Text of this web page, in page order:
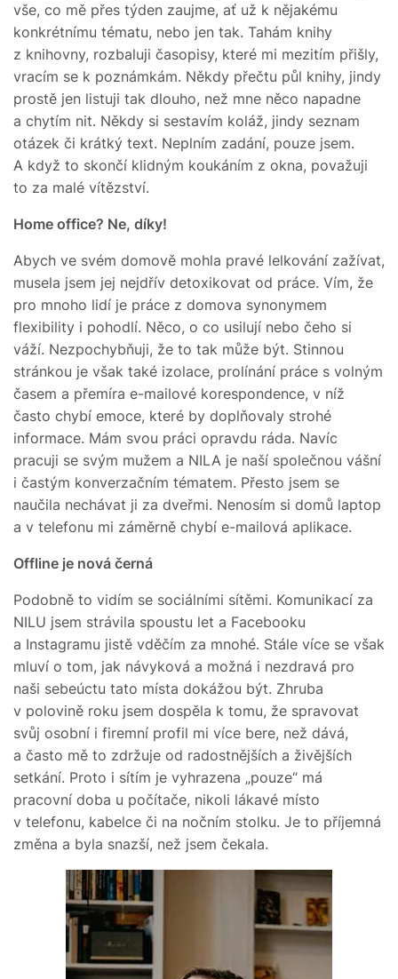
vše, co mě přes týden zaujme, ať už k nějakému
konkrétnímu tématu, nebo jen tak. Tahám knihy
z knihovny, rozbaluji časopisy, které mi mezitím přišly,
vracím se k poznámkám. Někdy přečtu půl knihy, jindy
prostě jen listuji tak dlouho, než mne něco napadne
a chytím nit. Někdy si sestavím koláž, jindy seznam
otázek či krátký text. Neplním zadání, pouze jsem.
A když to skončí klidným koukáním z okna, považuji
to za malé vítězství.
Home office? Ne, díky!
Abych ve svém domově mohla pravé lelkování zažívat,
musela jsem jej nejdřív detoxikovat od práce. Vím, že
pro mnoho lidí je práce z domova synonymem
flexibility i pohodlí. Něco, o co usilují nebo čeho si
váží. Nezpochybňuji, že to tak může být. Stinnou
stránkou je však také izolace, prolínání práce s volným
časem a přemíra e-mailové korespondence, v níž
často chybí emoce, které by doplňovaly strohé
informace. Mám svou práci opravdu ráda. Navíc
pracuji se svým mužem a NILA je naší společnou vášní
i častým konverzačním tématem. Přesto jsem se
naučila nechávat ji za dveřmi. Nenosím si domů laptop
a v telefonu mi záměrně chybí e-mailová aplikace.
Offline je nová černá
Podobně to vidím se sociálními sítěmi. Komunikací za
NILU jsem strávila spoustu let a Facebooku
a Instagramu jistě vděčím za mnohé. Stále více se však
mluví o tom, jak návyková a možná i nezdravá pro
naši sebeúctu tato místa dokážou být. Zhruba
v polovině roku jsem dospěla k tomu, že spravovat
svůj osobní i firemní profil mi více bere, než dává,
a často mě to zdržuje od radostnějších a živějších
setkání. Proto i sítím je vyhrazena „pouze“ má
pracovní doba u počítače, nikoli lákavé místo
v telefonu, kabelce či na nočním stolku. Je to příjemná
změna a byla snazší, než jsem čekala.